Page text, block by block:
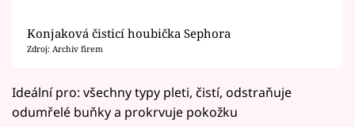
Konjaková čisticí houbička Sephora
Zdroj: Archiv firem
Ideální pro: všechny typy pleti, čistí, odstraňuje
odumřelé buňky a prokrvuje pokožku